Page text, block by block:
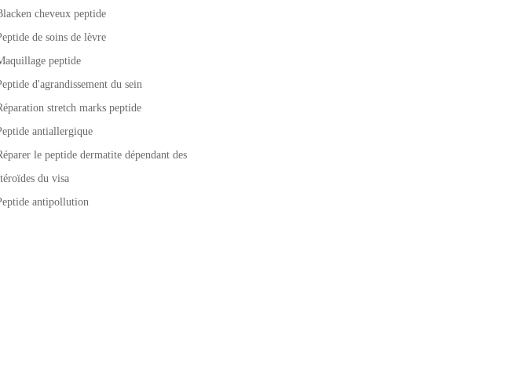
cheveux peptide
de soins de lèvre
peptide
d'agrandissement du sein
stretch marks peptide
antiallergique
le peptide dermatite dépendant des
du visa
antipollution